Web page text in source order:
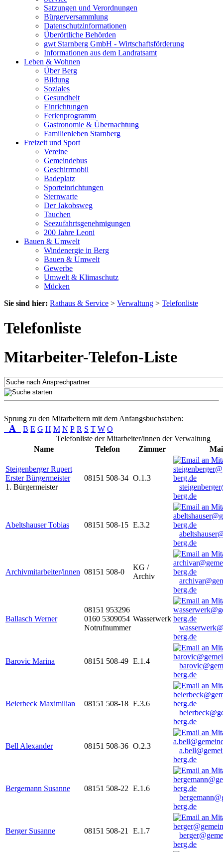
Satzungen und Verordnungen
Bürgerversammlung
Datenschutzinformationen
Überörtliche Behörden
gwt Starnberg GmbH - Wirtschaftsförderung
Informationen aus dem Landratsamt
Leben & Wohnen
Über Berg
Bildung
Soziales
Gesundheit
Einrichtungen
Ferienprogramm
Gastronomie & Übernachtung
Familienleben Starnberg
Freizeit und Sport
Vereine
Gemeindebus
Geschirrmobil
Badeplatz
Sporteinrichtungen
Sternwarte
Der Jakobsweg
Tauchen
Seezufahrtsgenehmigungen
200 Jahre Leoni
Bauen & Umwelt
Windenergie in Berg
Bauen & Umwelt
Gewerbe
Umwelt & Klimaschutz
Mücken
Sie sind hier: Rathaus & Service > Verwaltung > Telefonliste
Telefonliste
Mitarbeiter-Telefon-Liste
Sprung zu den Mitarbeitern mit dem Anfangsbuchstaben:
A B E G H M N P R S T W O
Telefonliste der Mitarbeiter/innen der Verwaltung
Name
Telefon Zimmer
Steigenberger Rupert
Erster Bürgermeister
1. Bürgermeister
08151 508-34 O.1.3
berg.de
Abeltshauser Tobias 08151 508-15 E.3.2
berg.de
Archivmitarbeiter/innen 08151 508-0
KG /
Archiv
berg.de
Ballasch Werner
08151 953296
0160 5309054
Notrufnummer
Wasserwerk
berg.de
Barovic Marina 08151 508-49 E.1.4
berg.de
Beierbeck Maximilian 08151 508-18 E.3.6
berg.de
Bell Alexander 08151 508-36 O.2.3
berg.de
Bergemann Susanne 08151 508-22 E.1.6
berg.de
Berger Susanne 08151 508-21 E.1.7
berg.de